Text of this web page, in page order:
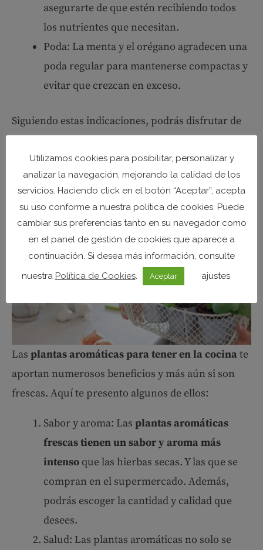
asegurarte de que estén recibiendo todos
los nutrientes que necesitan.
Poda: La menta y el orégano agradecen una
poda regular para mantenerse compactas y
evitar que crezcan en exceso.
Siguiendo estas indicaciones, podrás disfrutar de
tu hogar o jardín.
Humus Naturaly los beneficios de tener plantas
aromáticas en casa
Las plantas aromáticas para tener en la cocina te
aportan numerosos beneficios y más aún si son
frescas. Aquí te presento algunos de ellos:
Sabor y aroma: Las plantas aromáticas
frescas tienen un sabor y aroma más
intenso que las hierbas secas. Y las que se
compran en el supermercado. Además,
podrás escoger la cantidad y calidad que
desees.
Salud: Las plantas aromáticas no solo se
Utilizamos cookies para posibilitar, personalizar y
analizar la navegación, mejorando la calidad de los
servicios. Haciendo click en el botón “Aceptar”, acepta
su uso conforme a nuestra política de cookies. Puede
cambiar sus preferencias tanto en su navegador como
en el panel de gestión de cookies que aparece a
continuación. Si desea más información, consulte
nuestra Política de Cookies. Aceptar ajustes